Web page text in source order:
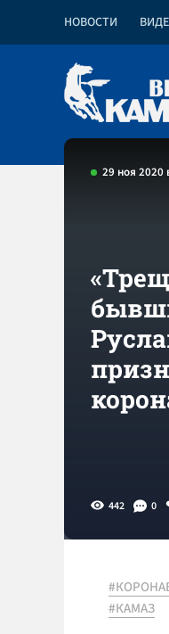
НОВОСТИ
29 ноя 2020
442 0
#КАМАЗ